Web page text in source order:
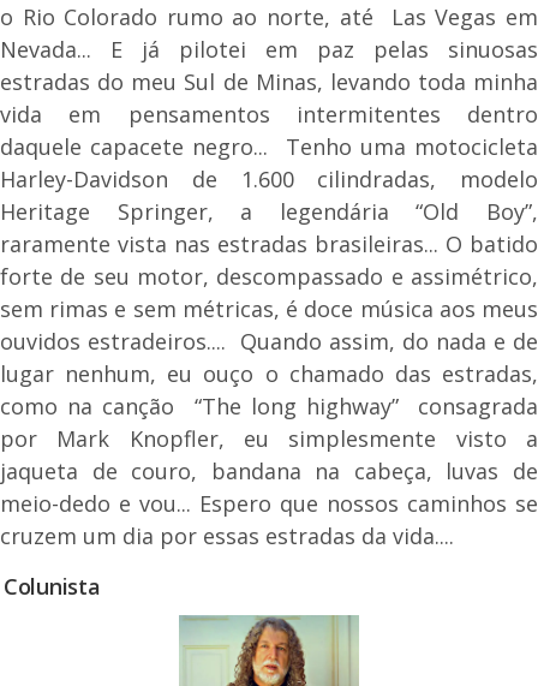
o Rio Colorado rumo ao norte, até Las Vegas em
Nevada... E já pilotei em paz pelas sinuosas
estradas do meu Sul de Minas, levando toda minha
vida em pensamentos intermitentes dentro
daquele capacete negro... Tenho uma motocicleta
Harley-Davidson de 1.600 cilindradas, modelo
Heritage Springer, a legendária “Old Boy”,
raramente vista nas estradas brasileiras... O batido
forte de seu motor, descompassado e assimétrico,
sem rimas e sem métricas, é doce música aos meus
ouvidos estradeiros.... Quando assim, do nada e de
lugar nenhum, eu ouço o chamado das estradas,
como na canção “The long highway” consagrada
por Mark Knopfler, eu simplesmente visto a
jaqueta de couro, bandana na cabeça, luvas de
meio-dedo e vou... Espero que nossos caminhos se
cruzem um dia por essas estradas da vida....
Colunista